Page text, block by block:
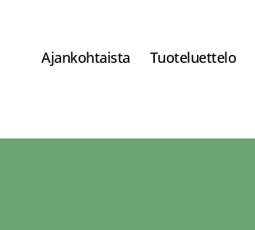
Ajankohtaista Tuoteluettelo